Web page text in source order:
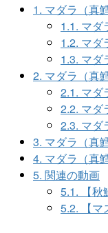
1. マダラ（真
1.1. マダ
1.2. マダ
1.3. マダ
2. マダラ（真
2.1. マダ
2.2. マダ
2.3. マダ
3. マダラ（真
4. マダラ（真
5. 関連の動画
5.1. 【
5.2. 【